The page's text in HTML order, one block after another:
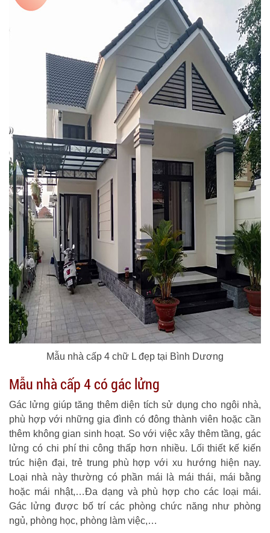
Mẫu nhà cấp 4 chữ L đẹp tại Bình Dương
Mẫu nhà cấp 4 có gác lửng
Gác lửng giúp tăng thêm diện tích sử dụng cho ngôi nhà,
phù hợp với những gia đình có đông thành viên hoặc cần
thêm không gian sinh hoạt. So với việc xây thêm tầng, gác
lửng có chi phí thi công thấp hơn nhiều. Lối thiết kế kiến
trúc hiện đại, trẻ trung phù hợp với xu hướng hiện nay.
Loại nhà này thường có phần mái là mái thái, mái bằng
hoặc mái nhật,…Đa dạng và phù hợp cho các loại mái.
Gác lửng được bố trí các phòng chức năng như phòng
ngủ, phòng học, phòng làm việc,…